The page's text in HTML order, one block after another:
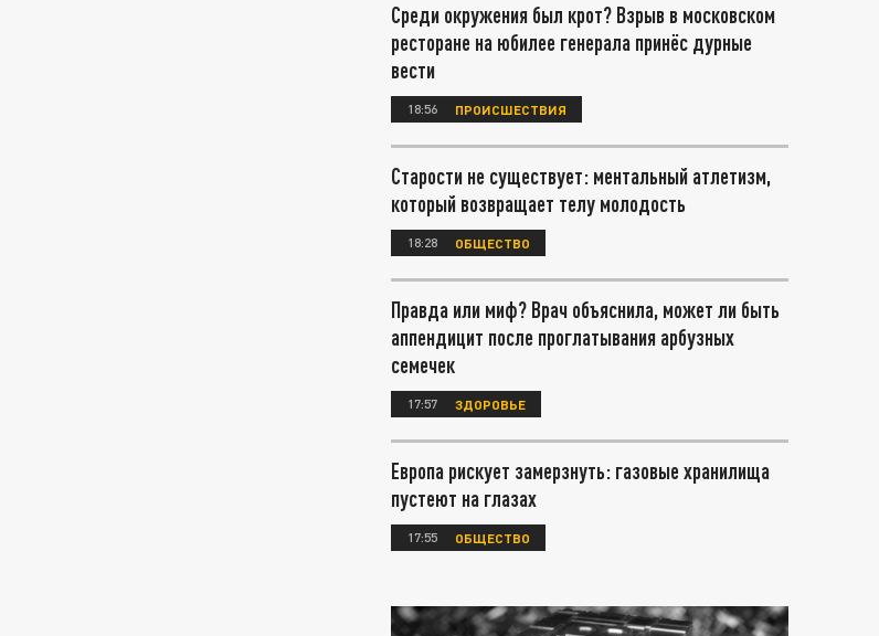
Среди окружения был крот? Взрыв в московском
ресторане на юбилее генерала принёс дурные
вести
18:56 ПРОИСШЕСТВИЯ
Старости не существует: ментальный атлетизм,
который возвращает телу молодость
18:28 ОБЩЕСТВО
Правда или миф? Врач объяснила, может ли быть
аппендицит после проглатывания арбузных
семечек
17:57 ЗДОРОВЬЕ
Европа рискует замерзнуть: газовые хранилища
пустеют на глазах
17:55 ОБЩЕСТВО